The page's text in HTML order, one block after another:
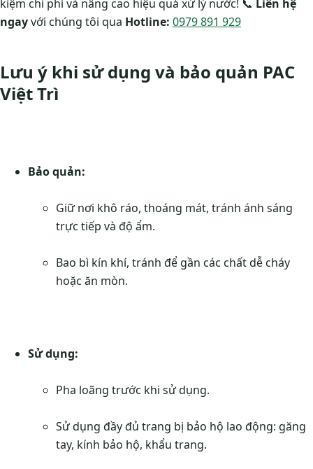
kiệm chi phí và nâng cao hiệu quả xử lý nước! 📞 Liên hệ
ngayvới chúng tôi qua Hotline: 0979 891 929
Lưu ý khi sử dụng và bảo quản PAC
Việt Trì
Bảo quản:
Giữ nơi khô ráo, thoáng mát, tránh ánh sáng
trực tiếp và độ ẩm.
Bao bì kín khí, tránh để gần các chất dễ cháy
hoặc ăn mòn.
Sử dụng:
Pha loãng trước khi sử dụng.
Sử dụng đầy đủ trang bị bảo hộ lao động: găng
tay, kính bảo hộ, khẩu trang.